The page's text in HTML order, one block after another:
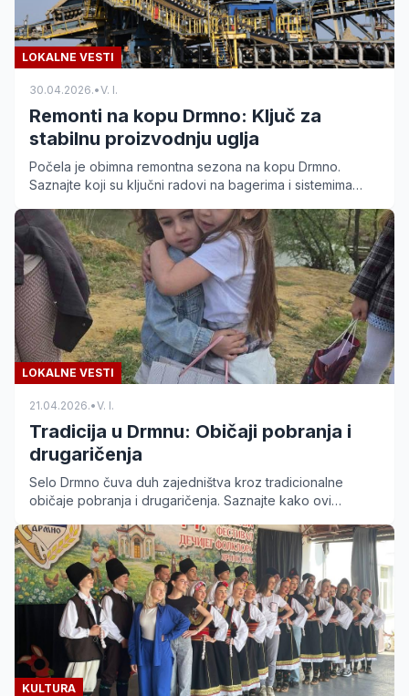
LOKALNE VESTI
30.04.2026.•V. I.
Remonti na kopu Drmno: Ključ za
stabilnu proizvodnju uglja
Počela je obimna remontna sezona na kopu Drmno.
Saznajte koji su ključni radovi na bagerima i sistemima
LOKALNE VESTI
21.04.2026.•V. I.
Tradicija u Drmnu: Običaji pobranja i
drugaričenja
Selo Drmno čuva duh zajedništva kroz tradicionalne
običaje pobranja i drugaričenja. Saznajte kako ovi
KULTURA